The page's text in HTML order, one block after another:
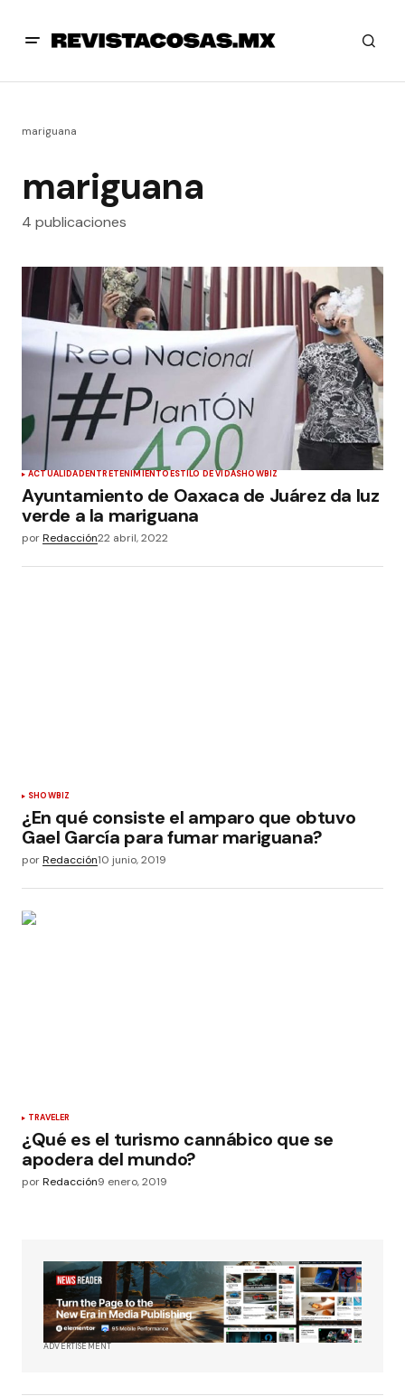
mariguana
mariguana
4 publicaciones
ACTUALIDADENTRETENIMIENTOESTILO DE VIDASHOWBIZ
Ayuntamiento de Oaxaca de Juárez da luz
verde a la mariguana
porRedacción22 abril, 2022
SHOWBIZ
¿En qué consiste el amparo que obtuvo
Gael García para fumar mariguana?
porRedacción10 junio, 2019
TRAVELER
¿Qué es el turismo cannábico que se
apodera del mundo?
porRedacción9 enero, 2019
ADVERTISEMENT